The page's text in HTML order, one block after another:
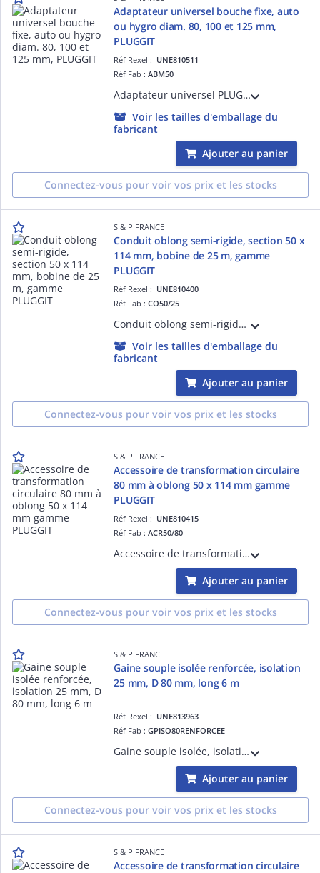
Adaptateur universel bouche fixe, auto
ou hygro diam. 80, 100 et 125 mm,
PLUGGIT
Réf Rexel : UNE810511
Réf Fab :ABM50
Adaptateur universel PLUGGIT pour bouches VMC (D80, 100 ou 125 mm) en extraction ou en soufflage (auto ou hygro). Montage mural ou plafond, 1 ou 2 gaines. Piquage équipé du système bi-directionnel Twist pour faciliter le raccordement.
Voir les tailles d'emballage du
fabricant
Ajouter au panier
Connectez-vous pour voir vos prix et les stocks
S & P FRANCE
Conduit oblong semi-rigide, section 50 x
114 mm, bobine de 25 m, gamme
PLUGGIT
Réf Rexel : UNE810400
Réf Fab :CO50/25
Conduit oblong semi-rigide en polypropylène, section 50 x 114 mm, bobine de 25 m, gamme PLUGGIT
Voir les tailles d'emballage du
fabricant
Ajouter au panier
Connectez-vous pour voir vos prix et les stocks
S & P FRANCE
Accessoire de transformation circulaire
80 mm à oblong 50 x 114 mm gamme
PLUGGIT
Réf Rexel : UNE810415
Réf Fab :ACR50/80
Accessoire de transformation circulaire permettant le raccordement du réseau PLUGGIT au piquage d'une VMC (simple ou double-flux) de diamètre 80 mm à oblong 50x114 mm.
Ajouter au panier
Connectez-vous pour voir vos prix et les stocks
S & P FRANCE
Gaine souple isolée renforcée, isolation
25 mm, D 80 mm, long 6 m
Réf Rexel : UNE813963
Réf Fab :GPISO80RENFORCEE
Gaine souple isolée, isolation 25 mm, anti-écrasement et arrachement, D 80 mm, long 6 m, spéciale RE2020
Ajouter au panier
Connectez-vous pour voir vos prix et les stocks
S & P FRANCE
Accessoire de transformation circulaire